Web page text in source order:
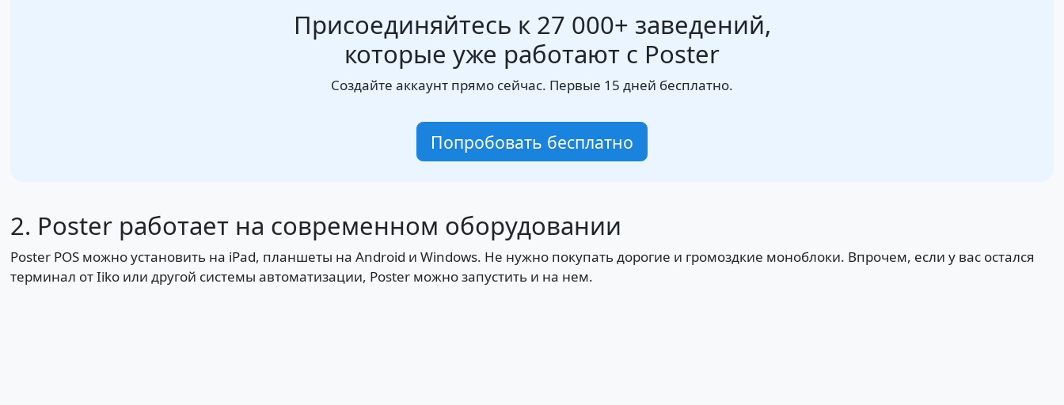
Присоединяйтесь к 27 000+ заведений,
которые уже работают с Poster
Создайте аккаунт прямо сейчас. Первые 15 дней бесплатно.
Попробовать бесплатно
2. Poster работает на современном оборудовании
Poster POS можно установить на iPad, планшеты на Android и Windows. Не нужно покупать дорогие и громоздкие моноблоки. Впрочем, если у вас остался
терминал от Iiko или другой системы автоматизации, Poster можно запустить и на нем.